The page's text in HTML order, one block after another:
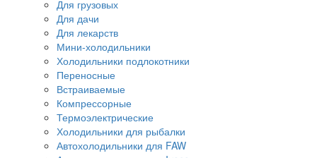
Для грузовых
Для дачи
Для лекарств
Мини-холодильники
Холодильники подлокотники
Переносные
Встраиваемые
Компрессорные
Термоэлектрические
Холодильники для рыбалки
Автохолодильники для FAW